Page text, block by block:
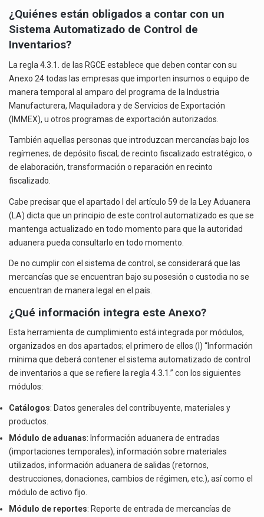
¿Quiénes están obligados a contar con un
Sistema Automatizado de Control de
Inventarios?
La regla 4.3.1. de las RGCE establece que deben contar con su
Anexo 24 todas las empresas que importen insumos o equipo de
manera temporal al amparo del programa de la Industria
Manufacturera, Maquiladora y de Servicios de Exportación
(IMMEX), u otros programas de exportación autorizados.
También aquellas personas que introduzcan mercancías bajo los
regímenes; de depósito fiscal; de recinto fiscalizado estratégico, o
de elaboración, transformación o reparación en recinto
fiscalizado.
Cabe precisar que el apartado I del artículo 59 de la Ley Aduanera
(LA) dicta que un principio de este control automatizado es que se
mantenga actualizado en todo momento para que la autoridad
aduanera pueda consultarlo en todo momento.
De no cumplir con el sistema de control, se considerará que las
mercancías que se encuentran bajo su posesión o custodia no se
encuentran de manera legal en el país.
¿Qué información integra este Anexo?
Esta herramienta de cumplimiento está integrada por módulos,
organizados en dos apartados; el primero de ellos (I) “Información
mínima que deberá contener el sistema automatizado de control
de inventarios a que se refiere la regla 4.3.1.” con los siguientes
módulos:
Catálogos: Datos generales del contribuyente, materiales y
productos.
Módulo de aduanas: Información aduanera de entradas
(importaciones temporales), información sobre materiales
utilizados, información aduanera de salidas (retornos,
destrucciones, donaciones, cambios de régimen, etc.), así como el
módulo de activo fijo.
Módulo de reportes: Reporte de entrada de mercancías de